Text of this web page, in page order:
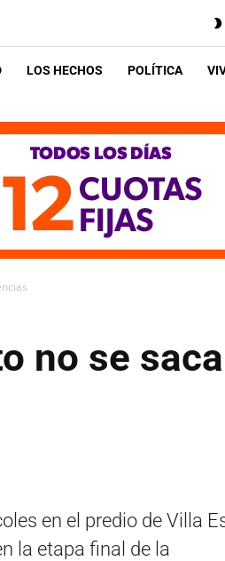
LOS HECHOS POLÍTICA
no se
en el predio de Villa
la etapa final de la